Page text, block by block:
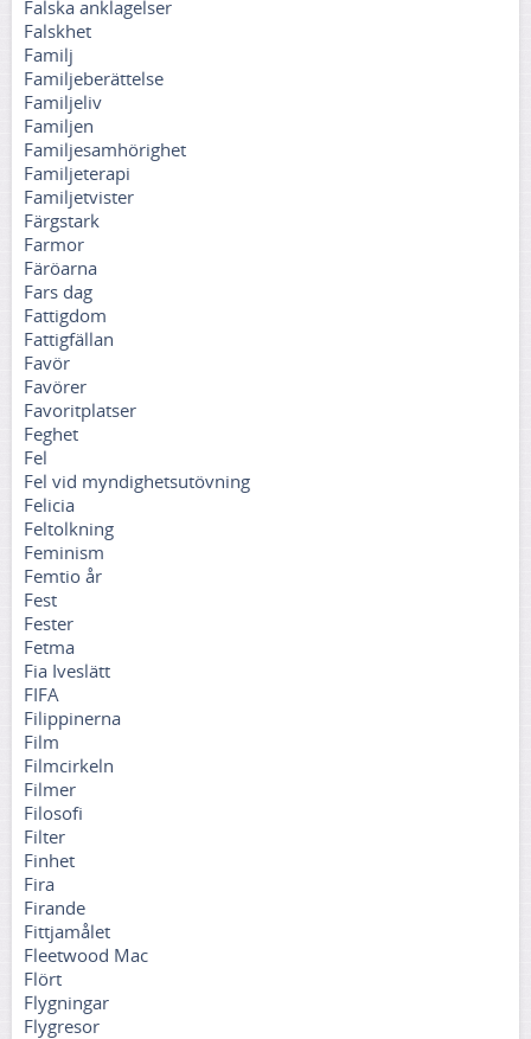
Falska anklagelser
Falskhet
Familj
Familjeberättelse
Familjeliv
Familjen
Familjesamhörighet
Familjeterapi
Familjetvister
Färgstark
Farmor
Färöarna
Fars dag
Fattigdom
Fattigfällan
Favör
Favörer
Favoritplatser
Feghet
Fel
Fel vid myndighetsutövning
Felicia
Feltolkning
Feminism
Femtio år
Fest
Fester
Fetma
Fia Iveslätt
FIFA
Filippinerna
Film
Filmcirkeln
Filmer
Filosofi
Filter
Finhet
Fira
Firande
Fittjamålet
Fleetwood Mac
Flört
Flygningar
Flygresor